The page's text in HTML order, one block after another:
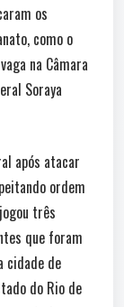
os
como o
na Câmara
Soraya
após atacar
ordem
três
que foram
cidade de
do Rio de